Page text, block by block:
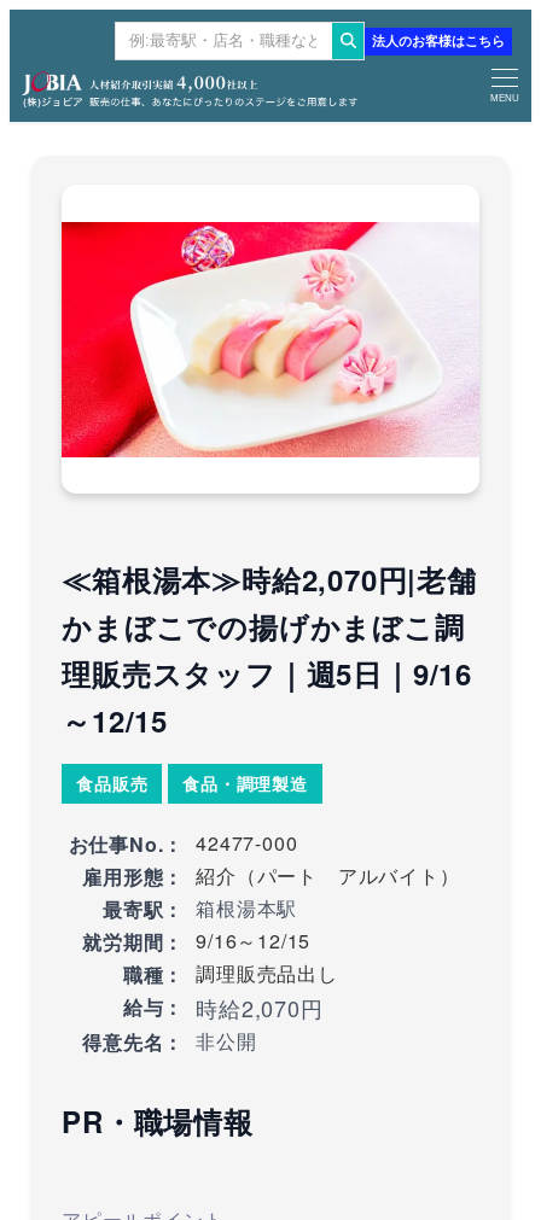
ン
コ
検
法人のお客様はこちら
MENU
≪箱根湯本≫時給2,070円|老舗
かまぼこでの揚げかまぼこ調
理販売スタッフ｜週5日｜9/16
～12/15
食品販売 食品・調理製造
お仕事No.：
42477-000
雇用形態：
紹介（パート アルバイト）
最寄駅：
箱根湯本駅
就労期間：
9/16～12/15
職種：
調理販売品出し
給与：
時給2,070円
得意先名： 非公開
PR・職場情報